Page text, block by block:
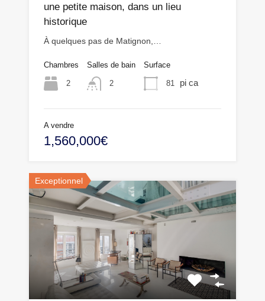
une petite maison, dans un lieu
historique
À quelques pas de Matignon,…
Chambres
2
Salles de bain
2
Surface
81 pi ca
A vendre
1,560,000€
Exceptionnel